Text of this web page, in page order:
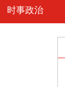
时事政治